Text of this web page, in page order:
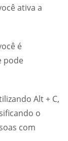
ativa a
é
pode
Alt + C,
o
com